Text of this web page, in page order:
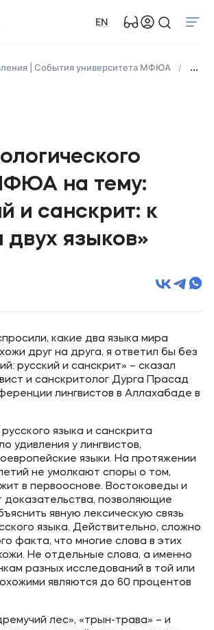
EN
| События университета МФЮА
на тему:
и санскрит: к
двух языков»
какие два языка мира
друг на друга, я ответил бы без
русский и санскрит» – сказал
и санскритолог Дурга Прасад
лингвистов в Аллахабаде в
языка и санскрита
удивления у лингвистов,
языки. На протяжении
не умолкают споры о том,
в первооснове. Востоковеды и
доказательства, позволяющие
явную лексическую связь
языка. Действительно, сложно
факта, что многие слова в этих
Не отдельные слова, а именно
разных исследований в той или
являются до 60 процентов
лес», «трын-трава» – и